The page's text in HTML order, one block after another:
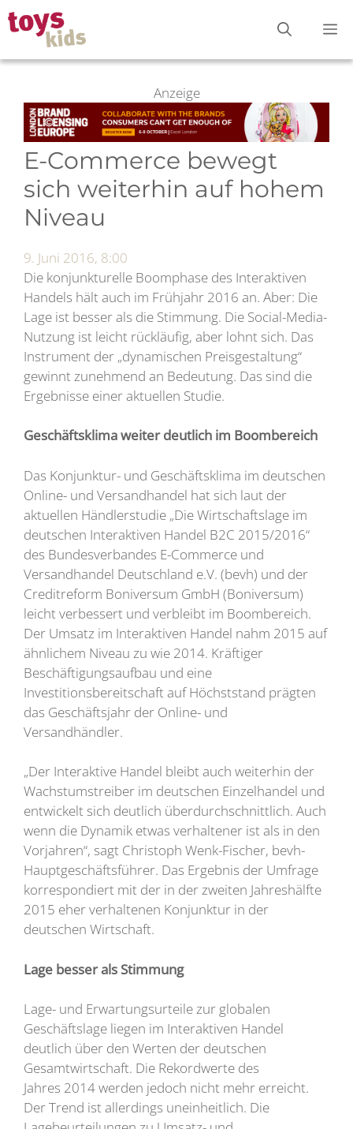
Zum
Inhalt
springen
Anzeige
E-Commerce bewegt
sich weiterhin auf hohem
Niveau
9. Juni 2016, 8:00
Die konjunkturelle Boomphase des Interaktiven
Handels hält auch im Frühjahr 2016 an. Aber: Die
Lage ist besser als die Stimmung. Die Social-Media-
Nutzung ist leicht rückläufig, aber lohnt sich. Das
Instrument der „dynamischen Preisgestaltung“
gewinnt zunehmend an Bedeutung. Das sind die
Ergebnisse einer aktuellen Studie.
Geschäftsklima weiter deutlich im Boombereich
Das Konjunktur- und Geschäftsklima im deutschen
Online- und Versandhandel hat sich laut der
aktuellen Händlerstudie „Die Wirtschaftslage im
deutschen Interaktiven Handel B2C 2015/2016“
des Bundesverbandes E-Commerce und
Versandhandel Deutschland e.V. (bevh) und der
Creditreform Boniversum GmbH (Boniversum)
leicht verbessert und verbleibt im Boombereich.
Der Umsatz im Interaktiven Handel nahm 2015 auf
ähnlichem Niveau zu wie 2014. Kräftiger
Beschäftigungsaufbau und eine
Investitionsbereitschaft auf Höchststand prägten
das Geschäftsjahr der Online- und
Versandhändler.
„Der Interaktive Handel bleibt auch weiterhin der
Wachstumstreiber im deutschen Einzelhandel und
entwickelt sich deutlich überdurchschnittlich. Auch
wenn die Dynamik etwas verhaltener ist als in den
Vorjahren“, sagt Christoph Wenk-Fischer, bevh-
Hauptgeschäftsführer. Das Ergebnis der Umfrage
korrespondiert mit der in der zweiten Jahreshälfte
2015 eher verhaltenen Konjunktur in der
deutschen Wirtschaft.
Lage besser als Stimmung
Lage- und Erwartungsurteile zur globalen
Geschäftslage liegen im Interaktiven Handel
deutlich über den Werten der deutschen
Gesamtwirtschaft. Die Rekordwerte des
Jahres 2014 werden jedoch nicht mehr erreicht.
Der Trend ist allerdings uneinheitlich. Die